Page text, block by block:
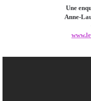
Une
Anne-